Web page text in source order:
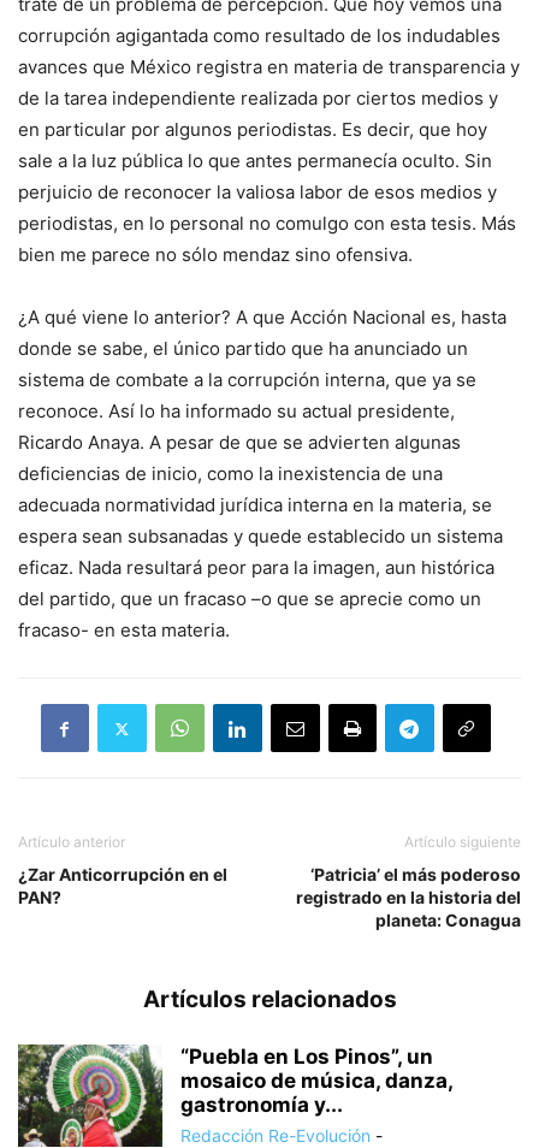
corrupción agigantada como resultado de los indudables
avances que México registra en materia de transparencia y
de la tarea independiente realizada por ciertos medios y
en particular por algunos periodistas. Es decir, que hoy
sale a la luz pública lo que antes permanecía oculto. Sin
perjuicio de reconocer la valiosa labor de esos medios y
periodistas, en lo personal no comulgo con esta tesis. Más
bien me parece no sólo mendaz sino ofensiva.
¿A qué viene lo anterior? A que Acción Nacional es, hasta
donde se sabe, el único partido que ha anunciado un
sistema de combate a la corrupción interna, que ya se
reconoce. Así lo ha informado su actual presidente,
Ricardo Anaya. A pesar de que se advierten algunas
deficiencias de inicio, como la inexistencia de una
adecuada normatividad jurídica interna en la materia, se
espera sean subsanadas y quede establecido un sistema
eficaz. Nada resultará peor para la imagen, aun histórica
del partido, que un fracaso –o que se aprecie como un
fracaso- en esta materia.
Artículo anterior
¿Zar Anticorrupción en el
PAN?
Artículo siguiente
‘Patricia’ el más poderoso
registrado en la historia del
planeta: Conagua
Artículos relacionados
“Puebla en Los Pinos”, un
mosaico de música, danza,
gastronomía y...
Redacción Re-Evolución -